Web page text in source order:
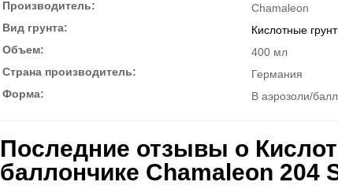
Производитель:
Chamaleon
Вид грунта:
Кислотные
Объем:
400 мл
Страна производитель:
Германия
Форма:
В аэрозоли/
Последние отзывы о
баллончике Chamaleon 204